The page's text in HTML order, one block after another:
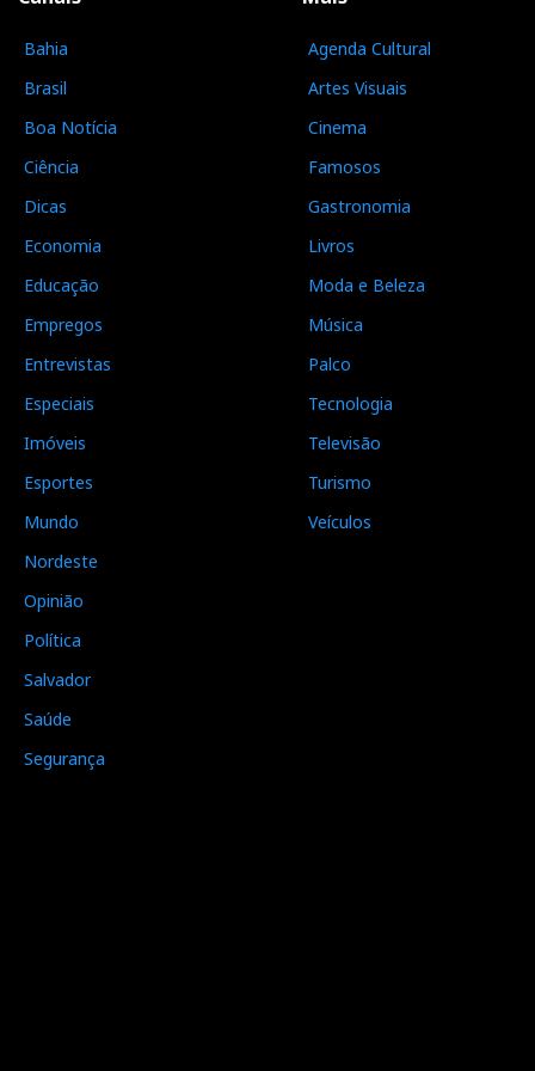
Bahia
Brasil
Boa Notícia
Ciência
Dicas
Economia
Educação
Empregos
Entrevistas
Especiais
Imóveis
Esportes
Mundo
Nordeste
Opinião
Política
Salvador
Saúde
Segurança
Agenda Cultural
Artes Visuais
Cinema
Famosos
Gastronomia
Livros
Moda e Beleza
Música
Palco
Tecnologia
Televisão
Turismo
Veículos